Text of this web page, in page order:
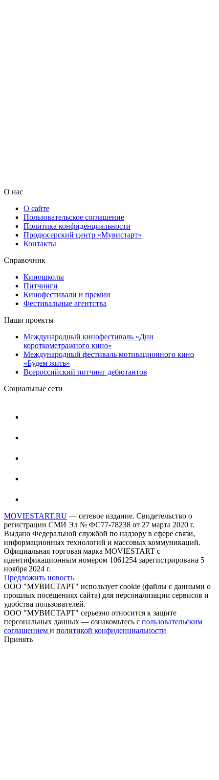
О нас
О сайте
Пользовательское соглашение
Политика конфиденциальности
Продюсерский центр «Мувистарт»
Контакты
Справочник
Киношколы
Питчинги
Кинофестивали и премии
Фестивальные агентства
Наши проекты
Международный кинофестиваль «Дни
короткометражного кино»
Международный фестиваль мотивационного кино
«Будем жить»
Всероссийский питчинг дебютантов
Социальные сети
MOVIESTART.RU — сетевое издание. Свидетельство о
регистрации СМИ Эл № ФС77-78238 от 27 марта 2020 г.
Выдано Федеральной службой по надзору в сфере связи,
информационных технологий и массовых коммуникаций.
Официальная торговая марка MOVIESTART с
идентификационным номером 1061254 зарегистрирована 5
ноября 2024 г.
Предложить новость
ООО "МУВИСТАРТ" использует cookie (файлы с данными о
прошлых посещениях сайта) для персонализации сервисов и
удобства пользователей.
ООО "МУВИСТАРТ" серьезно относится к защите
персональных данных — ознакомьтесь с пользовательским
соглашением и политикой конфиденциальности
Принять